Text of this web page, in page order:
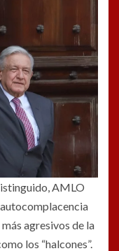
AMLO
agresivos de la
los “halcones”.